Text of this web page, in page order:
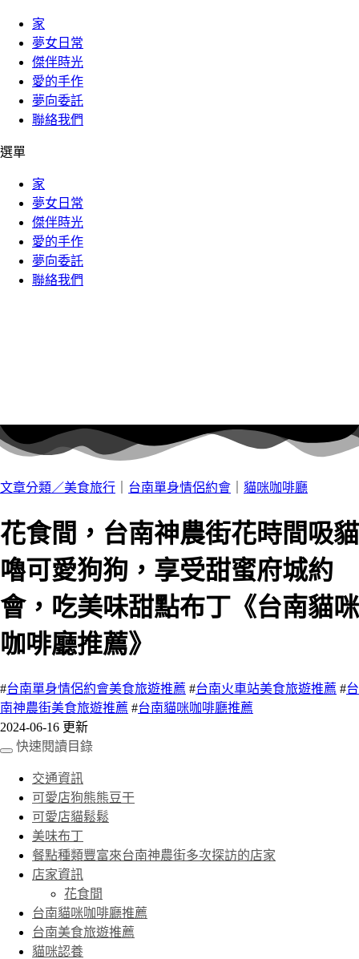
家
夢女日常
傑伴時光
愛的手作
夢向委託
聯絡我們
選單
家
夢女日常
傑伴時光
愛的手作
夢向委託
聯絡我們
文章分類／美食旅行 台南單身情侶約會 貓咪咖啡廳
花食間，台南神農街花時間吸貓
嚕可愛狗狗，享受甜蜜府城約
會，吃美味甜點布丁《台南貓咪
咖啡廳推薦》
#台南單身情侶約會美食旅遊推薦 #台南火車站美食旅遊推薦 #台
南神農街美食旅遊推薦 #台南貓咪咖啡廳推薦
2024-06-16 更新
快速閱讀目錄
交通資訊
可愛店狗熊熊豆干
可愛店貓鬆鬆
美味布丁
餐點種類豐富來台南神農街多次探訪的店家
店家資訊
花食間
台南貓咪咖啡廳推薦
台南美食旅遊推薦
貓咪認養